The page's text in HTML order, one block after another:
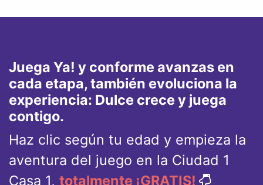
Juega Ya! y conforme avanzas en
cada etapa, también evoluciona la
experiencia: Dulce crece y juega
contigo.
Haz clic según tu edad y empieza la
aventura del juego en la Ciudad 1
Casa 1, totalmente ¡GRATIS!